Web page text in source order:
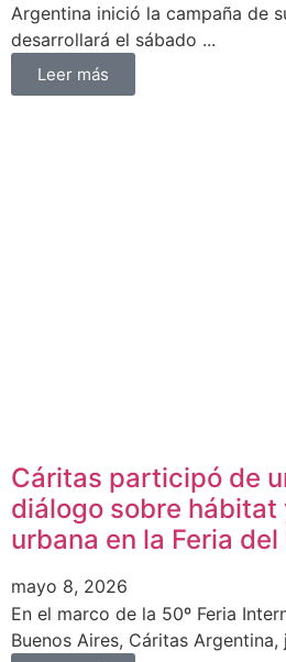
Argentina inició la campaña de
desarrollará el sábado ...
Leer más
Cáritas participó de
diálogo sobre hábitat
urbana en la Feria
mayo 8, 2026
En el marco de la 50º Feria
Buenos Aires, Cáritas Argentina,